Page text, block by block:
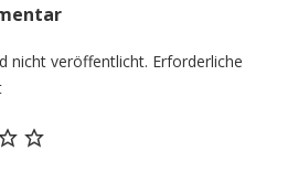
nicht veröffentlicht. Erforderliche